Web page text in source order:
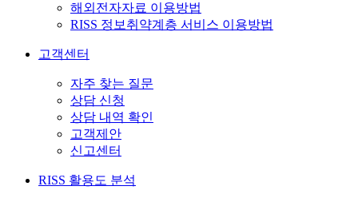
해외전자자료 이용방법
RISS 정보취약계층 서비스 이용방법
고객센터
자주 찾는 질문
상담 신청
상담 내역 확인
고객제안
신고센터
RISS 활용도 분석